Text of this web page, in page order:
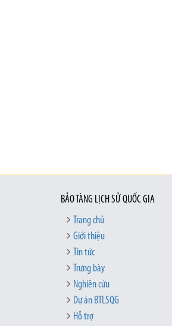
BẢO TÀNG LỊCH SỬ QUỐC GIA
Trang chủ
Giới thiệu
Tin tức
Trưng bày
Nghiên cứu
Dự án BTLSQG
Hỗ trợ